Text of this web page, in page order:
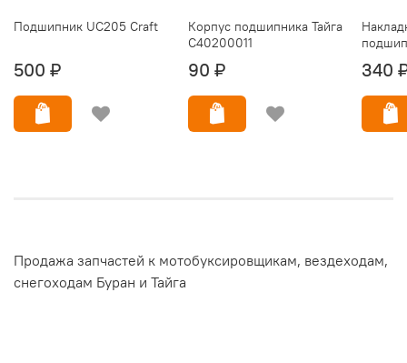
Подшипник UC205 Craft
500 ₽
Корпус подшипника Тайга
C40200011
90 ₽ 340
Продажа запчастей к мотобуксировщикам, вездеходам,
снегоходам Буран и Тайга